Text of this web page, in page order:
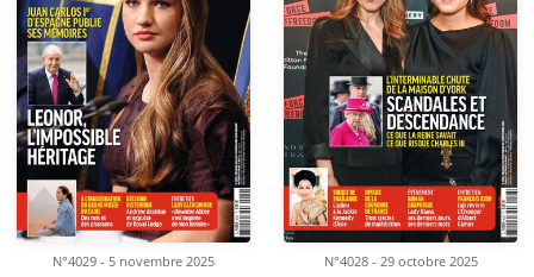
N°4029 - 5 novembre 2025 N°4028 - 29 octobre 2025